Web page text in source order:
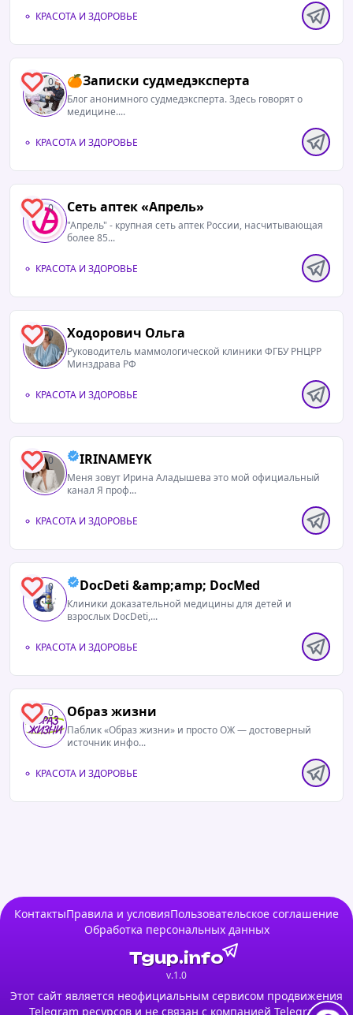
КРАСОТА И ЗДОРОВЬЕ
0 🍊Записки судмедэксперта
Блог анонимного судмедэксперта. Здесь говорят о
медицине....
КРАСОТА И ЗДОРОВЬЕ
0 Сеть аптек «Апрель»
"Апрель" - крупная сеть аптек России, насчитывающая
более 85...
КРАСОТА И ЗДОРОВЬЕ
0 Ходорович Ольга
Руководитель маммологической клиники ФГБУ РНЦРР
Минздрава РФ
КРАСОТА И ЗДОРОВЬЕ
0 IRINAMEYK
Меня зовут Ирина Аладышева это мой официальный
канал Я проф...
КРАСОТА И ЗДОРОВЬЕ
0 DocDeti &amp;amp; DocMed
Клиники доказательной медицины для детей и
взрослых DocDeti,...
КРАСОТА И ЗДОРОВЬЕ
0 Образ жизни
Паблик «Образ жизни» и просто ОЖ — достоверный
источник инфо...
КРАСОТА И ЗДОРОВЬЕ
КонтактыПравила и условияПользовательское соглашение
Обработка персональных данных
Tgup.info
v.1.0
Этот сайт является неофициальным сервисом продвижения
Telegram ресурсов и не связан с компанией Telegram